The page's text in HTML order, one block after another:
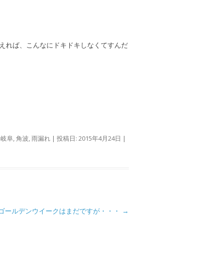
れば、こんなにドキドキしなくてすんだ
岐阜,角波,雨漏れ | 投稿日: 2015年4月24日 |
ールデンウイークはまだですが・・・ →